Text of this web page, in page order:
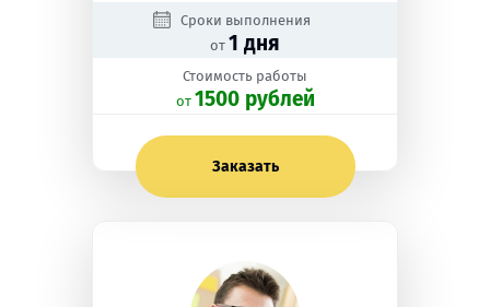
Сроки выполнения
от 1 дня
Стоимость работы
oт 1500 рублей
Заказать